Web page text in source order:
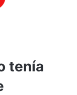
tenía